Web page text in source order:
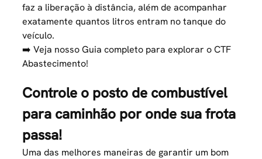
faz a liberação à distância, além de acompanhar
exatamente quantos litros entram no tanque do
veículo.
➡️ Veja nosso Guia completo para explorar oCTF
Abastecimento!
Controle o posto de combustível
para caminhão por onde sua frota
passa!
Uma das melhores maneiras de garantir um bom